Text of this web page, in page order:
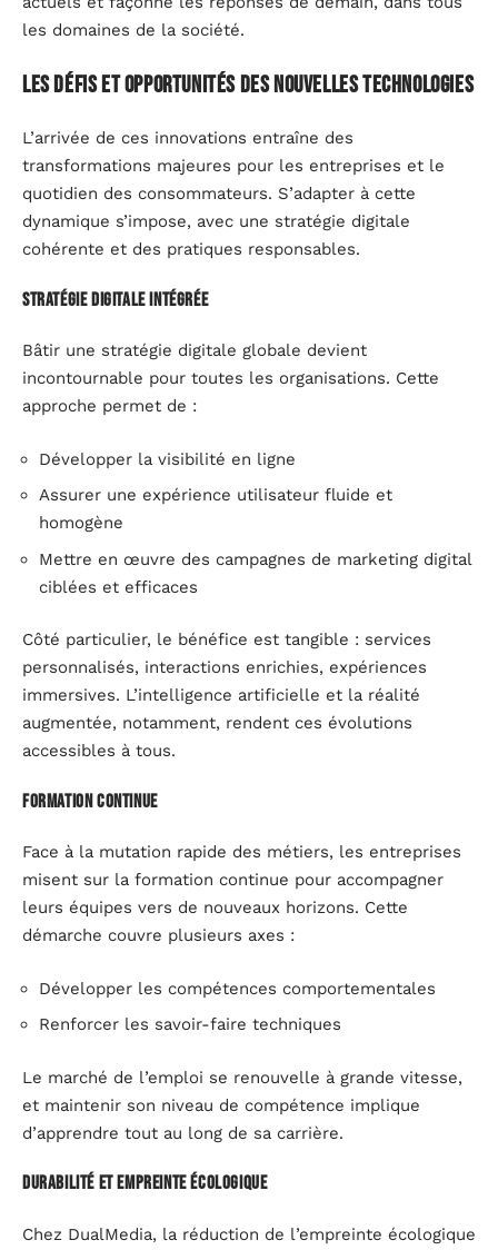
les domaines de la société.
Les défis et opportunités des nouvelles technologies
L’arrivée de ces innovations entraîne des
transformations majeures pour les entreprises et le
quotidien des consommateurs. S’adapter à cette
dynamique s’impose, avec une stratégie digitale
cohérente et des pratiques responsables.
Stratégie digitale intégrée
Bâtir une stratégie digitale globale devient
incontournable pour toutes les organisations. Cette
approche permet de :
Développer la visibilité en ligne
Assurer une expérience utilisateur fluide et
homogène
Mettre en œuvre des campagnes de marketing digital
ciblées et efficaces
Côté particulier, le bénéfice est tangible : services
personnalisés, interactions enrichies, expériences
immersives. L’intelligence artificielle et la réalité
augmentée, notamment, rendent ces évolutions
accessibles à tous.
Formation continue
Face à la mutation rapide des métiers, les entreprises
misent sur la formation continue pour accompagner
leurs équipes vers de nouveaux horizons. Cette
démarche couvre plusieurs axes :
Développer les compétences comportementales
Renforcer les savoir-faire techniques
Le marché de l’emploi se renouvelle à grande vitesse,
et maintenir son niveau de compétence implique
d’apprendre tout au long de sa carrière.
Durabilité et empreinte écologique
Chez DualMedia, la réduction de l’empreinte écologique